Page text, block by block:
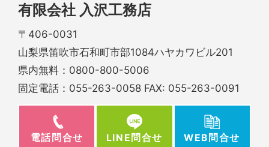
有限会社 入沢工務店
〒406-0031
山梨県笛吹市石和町市部1084ハヤカワビル201
県内無料： 0800-800-5006
固定電話： 055-263-0058 FAX: 055-263-0091
電話問合せ LINE問合せ WEB問合せ